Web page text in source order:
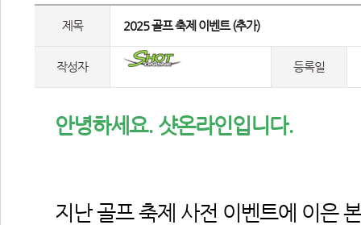
제목 2025 골프 축제 이벤트 (추가)
작성자 등록일
안녕하세요. 샷온라인입니다.
지난 골프 축제 사전 이벤트에 이은